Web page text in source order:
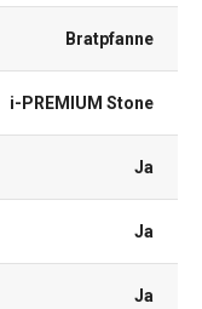
Bratpfanne
i-PREMIUM Stone
Ja
Ja
Ja